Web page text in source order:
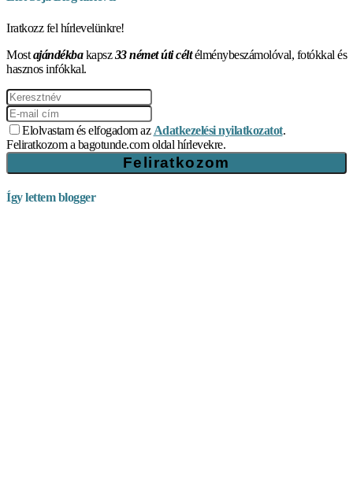
Iratkozz fel hírlevelünkre!
Mostajándékbakapsz33 német úti céltélménybeszámolóval, fotókkal és
hasznos infókkal.
Elolvastam és elfogadom az Adatkezelési nyilatkozatot.
Feliratkozom a bagotunde.com oldal hírlevekre.
Így lettem blogger